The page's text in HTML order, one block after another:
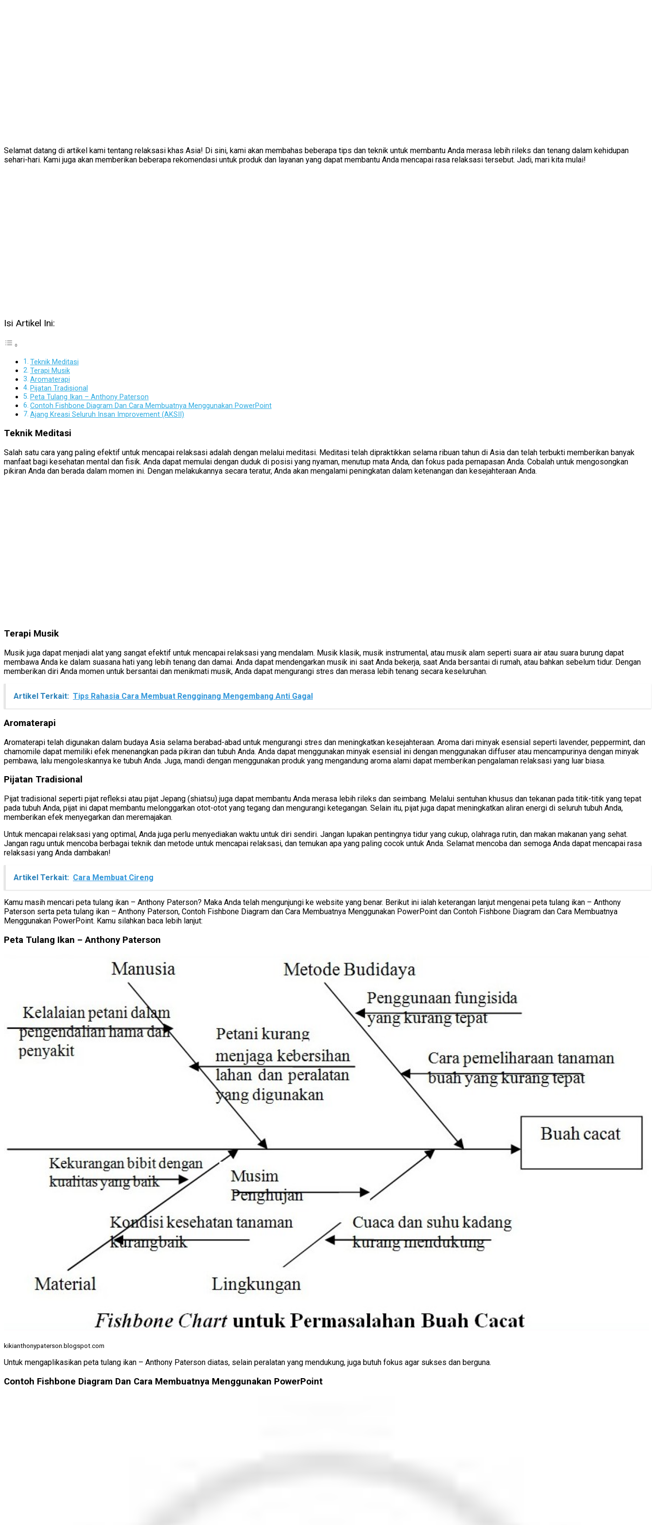
Selamat datang di artikel kami tentang relaksasi khas Asia! Di sini, kami akan membahas beberapa tips dan teknik untuk membantu Anda merasa lebih rileks dan tenang dalam kehidupan
sehari-hari. Kami juga akan memberikan beberapa rekomendasi untuk produk dan layanan yang dapat membantu Anda mencapai rasa relaksasi tersebut. Jadi, mari kita mulai!
Isi Artikel Ini:
Teknik Meditasi
Terapi Musik
Aromaterapi
Pijatan Tradisional
Peta Tulang Ikan – Anthony Paterson
Contoh Fishbone Diagram Dan Cara Membuatnya Menggunakan PowerPoint
Ajang Kreasi Seluruh Insan Improvement (AKSII)
Teknik Meditasi
Salah satu cara yang paling efektif untuk mencapai relaksasi adalah dengan melalui meditasi. Meditasi telah dipraktikkan selama ribuan tahun di Asia dan telah terbukti memberikan banyak
manfaat bagi kesehatan mental dan fisik. Anda dapat memulai dengan duduk di posisi yang nyaman, menutup mata Anda, dan fokus pada pernapasan Anda. Cobalah untuk mengosongkan
pikiran Anda dan berada dalam momen ini. Dengan melakukannya secara teratur, Anda akan mengalami peningkatan dalam ketenangan dan kesejahteraan Anda.
Terapi Musik
Musik juga dapat menjadi alat yang sangat efektif untuk mencapai relaksasi yang mendalam. Musik klasik, musik instrumental, atau musik alam seperti suara air atau suara burung dapat
membawa Anda ke dalam suasana hati yang lebih tenang dan damai. Anda dapat mendengarkan musik ini saat Anda bekerja, saat Anda bersantai di rumah, atau bahkan sebelum tidur. Dengan
memberikan diri Anda momen untuk bersantai dan menikmati musik, Anda dapat mengurangi stres dan merasa lebih tenang secara keseluruhan.
Artikel Terkait: Tips Rahasia Cara Membuat Rengginang Mengembang Anti Gagal
Aromaterapi
Aromaterapi telah digunakan dalam budaya Asia selama berabad-abad untuk mengurangi stres dan meningkatkan kesejahteraan. Aroma dari minyak esensial seperti lavender, peppermint, dan
chamomile dapat memiliki efek menenangkan pada pikiran dan tubuh Anda. Anda dapat menggunakan minyak esensial ini dengan menggunakan diffuser atau mencampurinya dengan minyak
pembawa, lalu mengoleskannya ke tubuh Anda. Juga, mandi dengan menggunakan produk yang mengandung aroma alami dapat memberikan pengalaman relaksasi yang luar biasa.
Pijatan Tradisional
Pijat tradisional seperti pijat refleksi atau pijat Jepang (shiatsu) juga dapat membantu Anda merasa lebih rileks dan seimbang. Melalui sentuhan khusus dan tekanan pada titik-titik yang tepat
pada tubuh Anda, pijat ini dapat membantu melonggarkan otot-otot yang tegang dan mengurangi ketegangan. Selain itu, pijat juga dapat meningkatkan aliran energi di seluruh tubuh Anda,
memberikan efek menyegarkan dan meremajakan.
Untuk mencapai relaksasi yang optimal, Anda juga perlu menyediakan waktu untuk diri sendiri. Jangan lupakan pentingnya tidur yang cukup, olahraga rutin, dan makan makanan yang sehat.
Jangan ragu untuk mencoba berbagai teknik dan metode untuk mencapai relaksasi, dan temukan apa yang paling cocok untuk Anda. Selamat mencoba dan semoga Anda dapat mencapai rasa
relaksasi yang Anda dambakan!
Artikel Terkait: Cara Membuat Cireng
Kamu masih mencari peta tulang ikan – Anthony Paterson? Maka Anda telah mengunjungi ke website yang benar. Berikut ini ialah keterangan lanjut mengenai peta tulang ikan – Anthony
Paterson serta peta tulang ikan – Anthony Paterson, Contoh Fishbone Diagram dan Cara Membuatnya Menggunakan PowerPoint dan Contoh Fishbone Diagram dan Cara Membuatnya
Menggunakan PowerPoint. Kamu silahkan baca lebih lanjut:
Peta Tulang Ikan – Anthony Paterson
kikianthonypaterson.blogspot.com
Untuk mengaplikasikan peta tulang ikan – Anthony Paterson diatas, selain peralatan yang mendukung, juga butuh fokus agar sukses dan berguna.
Contoh Fishbone Diagram Dan Cara Membuatnya Menggunakan PowerPoint